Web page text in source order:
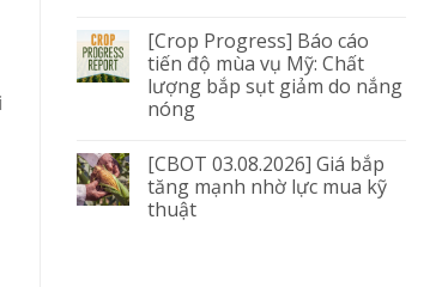
[Crop Progress] Báo cáo
tiến độ mùa vụ Mỹ: Chất
lượng bắp sụt giảm do nắng
nóng
[CBOT 03.08.2026] Giá bắp
tăng mạnh nhờ lực mua kỹ
thuật